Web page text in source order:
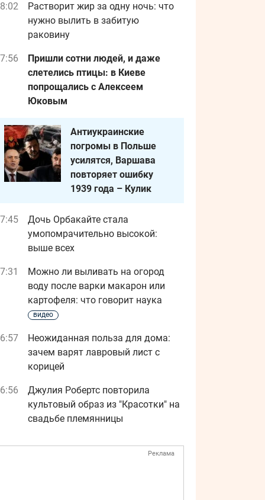
Растворит жир за одну ночь: что
нужно вылить в забитую
раковину
Пришли сотни людей, и даже
слетелись птицы: в Киеве
попрощались с Алексеем
Юковым
Антиукраинские
погромы в Польше
усилятся, Варшава
повторяет ошибку
1939 года – Кулик
Дочь Орбакайте стала
умопомрачительно высокой:
выше всех
Можно ли выливать на огород
воду после варки макарон или
картофеля: что говорит наука
видео
Неожиданная польза для дома:
зачем варят лавровый лист с
корицей
Джулия Робертс повторила
культовый образ из "Красотки" на
свадьбе племянницы
Реклама